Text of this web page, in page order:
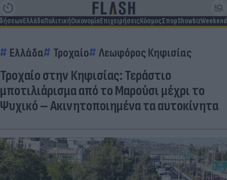
ΕλλάδαΠολιτικήΟικονομίαΕπιχειρήσειςΚόσμοςΣπορShowbizWeekend
Ελλάδα Τροχαίο Λεωφόρος Κηφισίας
Τροχαίο στην Κηφισίας: Τεράστιο
μποτιλιάρισμα από το Μαρούσι μέχρι το
Ψυχικό – Ακινητοποιημένα τα αυτοκίνητα